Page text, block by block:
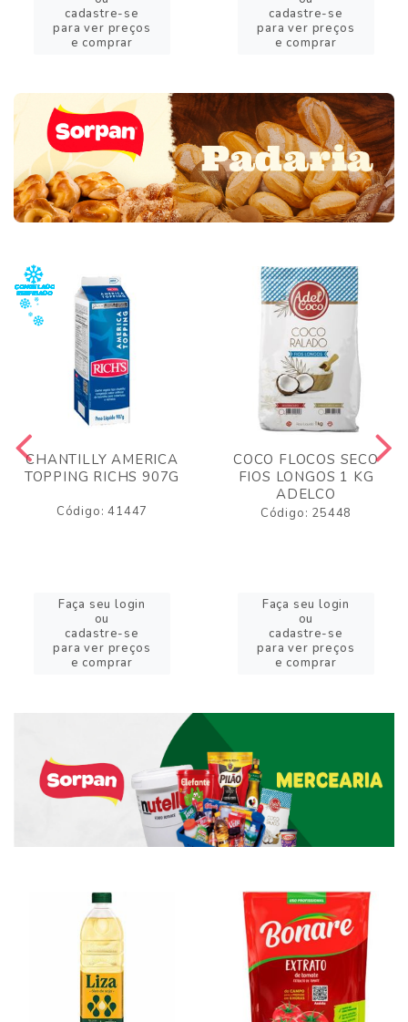
cadastre-se
para ver preços
e comprar
cadastre-se
para ver preços
e comprar
CHANTILLY AMERICA
TOPPING RICHS 907G
Código: 41447
Faça seu login
ou
cadastre-se
para ver preços
e comprar
COCO FLOCOS SECO
FIOS LONGOS 1 KG
ADELCO
Código: 25448
Faça seu login
ou
cadastre-se
para ver preços
e comprar